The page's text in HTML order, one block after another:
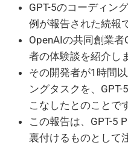
GPT-5のコーディン
例が報告された続報
OpenAIの共同創業
者の体験談を紹介し
その開発者が1時間
ングタスクを、
こなしたとのことで
この報告は、GPT-5
裏付けるものとして